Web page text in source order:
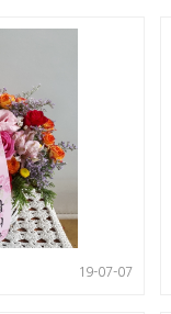
19-07-07